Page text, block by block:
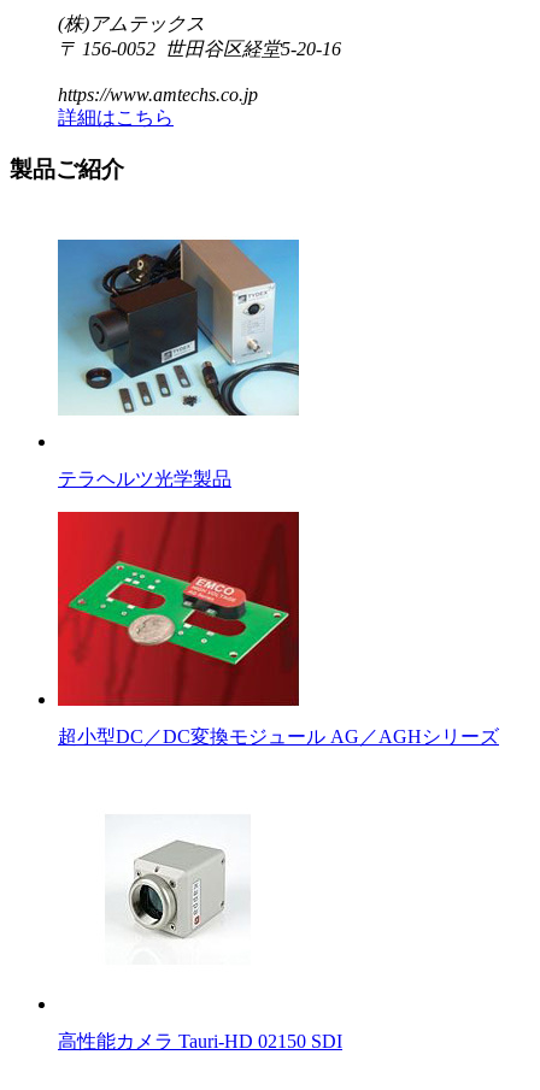
(株)アムテックス
〒 156-0052 世田谷区経堂5-20-16
https://www.amtechs.co.jp
詳細はこちら
製品ご紹介
テラヘルツ光学製品
超小型DC／DC変換モジュール AG／AGHシリーズ
高性能カメラ Tauri-HD 02150 SDI